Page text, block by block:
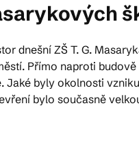
dnešní ZŠ T. G.
Přímo naproti
byly okolnosti
bylo současně